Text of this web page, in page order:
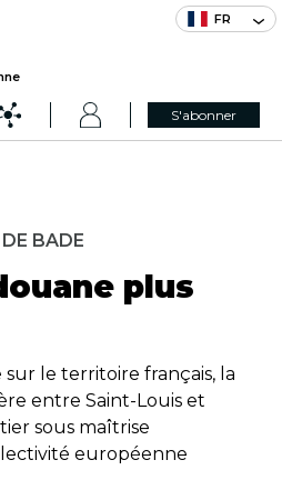
FR
S'abonner
BADE
plus
le territoire français, la
entre Saint-Louis et
sous maîtrise
européenne